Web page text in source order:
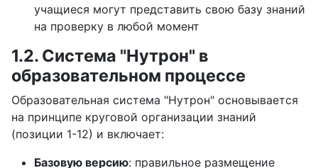
учащиеся могут представить свою базу знаний
на проверку в любой момент
1.2. Система "Нутрон" в
образовательном процессе
Образовательная система "Нутрон" основывается
на принципе круговой организации знаний
(позиции 1-12) и включает:
Базовую версию: правильное размещение